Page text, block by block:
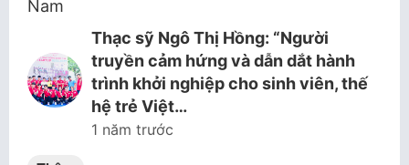
Thạc sỹ Ngô Thị Hồng: “Người
truyền cảm hứng và dẫn dắt hành
trình khởi nghiệp cho sinh viên, thế
hệ trẻ Việt…
1 năm trước